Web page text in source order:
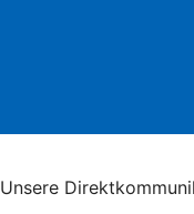
Unsere